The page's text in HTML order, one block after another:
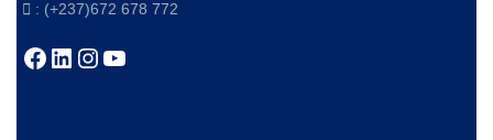
: (+237)672 678 772
Facebook
LinkedIn
Instagram
YouTube